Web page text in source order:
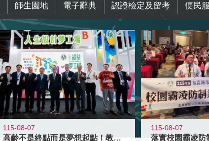
師生園地 電子辭典 認證檢定及留考 便民
115-08-07
高齡不是終點而是夢想起點！教育部打
115-08-07